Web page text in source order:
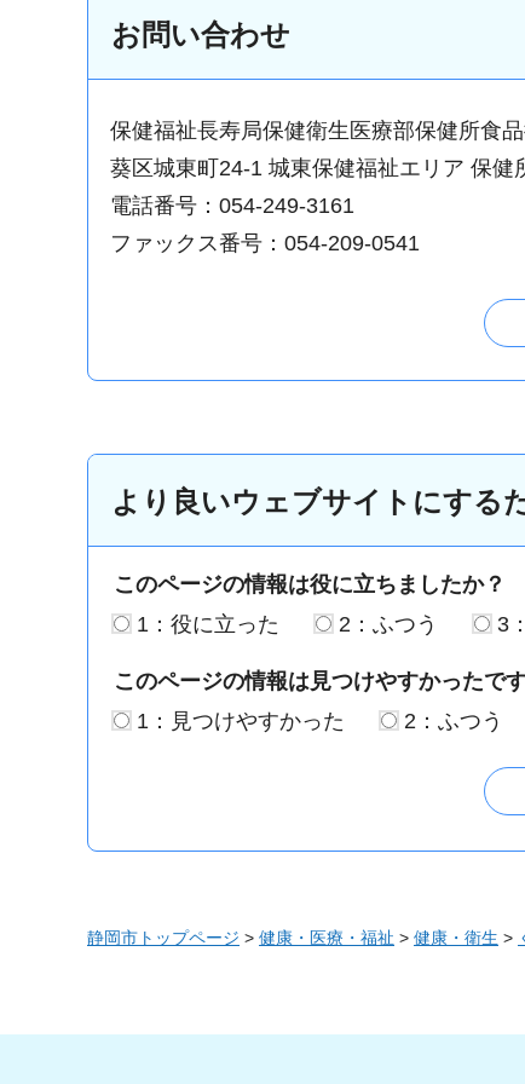
お問い合わせ
保健福祉長寿局保健衛生医療部保健所食
葵区城東町24-1 城東保健福祉エリア 保健
電話番号：054-249-3161
ファックス番号：054-209-0541
より良いウェブサイトにする
このページの情報は役に立ちましたか？
1：役に立った
2：ふつう 3
このページの情報は見つけやすかったで
1：見つけやすかった
2：ふつう
静岡市トップページ > 健康・医療・福祉 > 健康・衛生 >